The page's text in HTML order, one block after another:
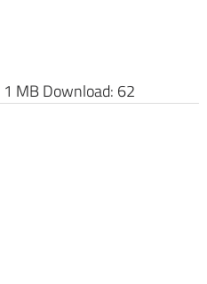
1 MB Download: 62